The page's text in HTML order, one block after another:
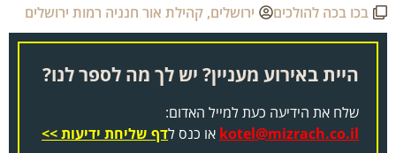
בכו בכה להולכים
ירושלים,קהילת אור חנניה רמות ירושלים
היית באירוע מעניין? יש לך מה לספר לנו?
שלח את הידיעה כעת למייל האדום:
kotel@mizrach.co.ilאו כנס לדף שליחת ידיעות >>